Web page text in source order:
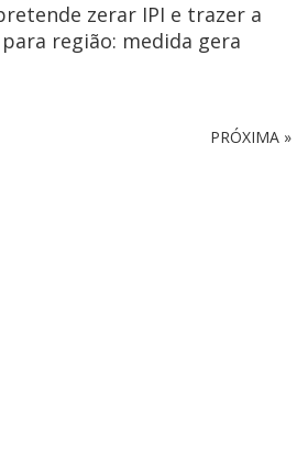
zerar IPI e trazer a
região: medida gera
PRÓXIMA »